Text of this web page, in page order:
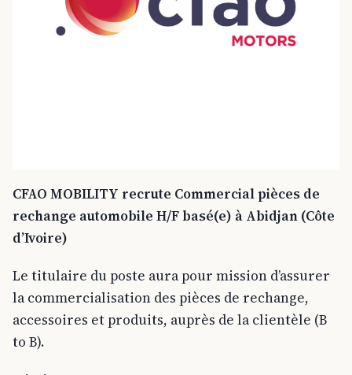
CFAO MOBILITY recrute Commercial pièces de
rechange automobile H/F basé(e) à Abidjan (Côte
d’Ivoire)
Le titulaire du poste aura pour mission d’assurer
la commercialisation des pièces de rechange,
accessoires et produits, auprès de la clientèle (B
to B).